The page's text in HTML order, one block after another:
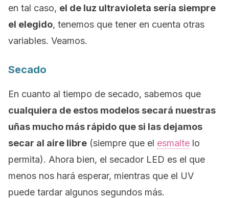
en tal caso, el de luz ultravioleta sería siempre
el elegido, tenemos que tener en cuenta otras
variables. Veamos.
Secado
En cuanto al tiempo de secado, sabemos que
cualquiera de estos modelos secará nuestras
uñas mucho más rápido que si las dejamos
secar al aire libre (siempre que el esmalte lo
permita). Ahora bien, el secador LED es el que
menos nos hará esperar, mientras que el UV
puede tardar algunos segundos más.